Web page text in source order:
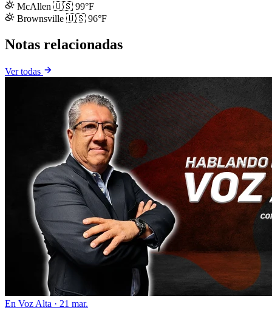
McAllen 🇺🇸 99°F
Brownsville 🇺🇸 96°F
Notas relacionadas
Ver todas
En Voz Alta · 21 mar.